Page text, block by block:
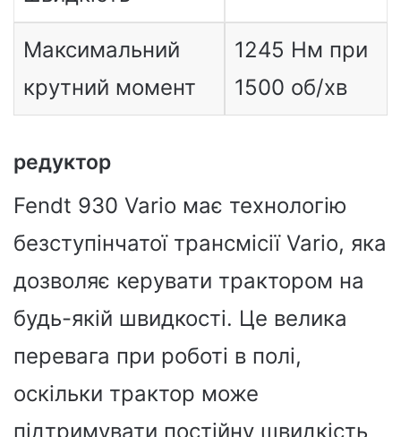
Максимальний
крутний момент
1245 Нм при
1500 об/хв
редуктор
Fendt 930 Vario має технологію
безступінчатої трансмісії Vario, яка
дозволяє керувати трактором на
будь-якій швидкості. Це велика
перевага при роботі в полі,
оскільки трактор може
підтримувати постійну швидкість